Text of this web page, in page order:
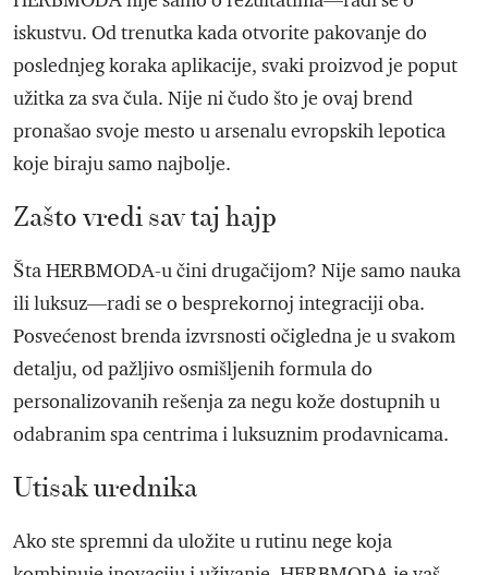
iskustvu. Od trenutka kada otvorite pakovanje do
poslednjeg koraka aplikacije, svaki proizvod je poput
užitka za sva čula. Nije ni čudo što je ovaj brend
pronašao svoje mesto u arsenalu evropskih lepotica
koje biraju samo najbolje.
Zašto vredi sav taj hajp
Šta HERBMODA-u čini drugačijom? Nije samo nauka
ili luksuz—radi se o besprekornoj integraciji oba.
Posvećenost brenda izvrsnosti očigledna je u svakom
detalju, od pažljivo osmišljenih formula do
personalizovanih rešenja za negu kože dostupnih u
odabranim spa centrima i luksuznim prodavnicama.
Utisak urednika
Ako ste spremni da uložite u rutinu nege koja